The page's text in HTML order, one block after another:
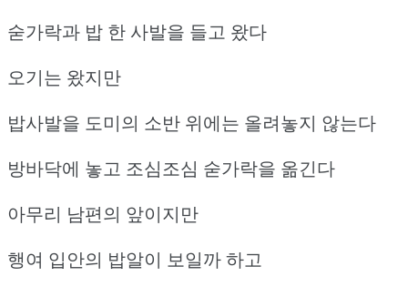
숟가락과 밥 한 사발을 들고 왔다
오기는 왔지만
밥사발을 도미의 소반 위에는 올려놓지 않는다
방바닥에 놓고 조심조심 숟가락을 옮긴다
아무리 남편의 앞이지만
행여 입안의 밥알이 보일까 하고